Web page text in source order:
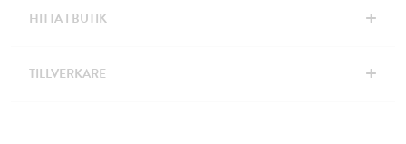
HITTA I BUTIK +
TILLVERKARE +